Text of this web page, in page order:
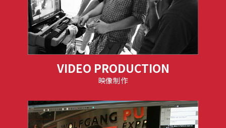
VIDEO PRODUCTION
映像制作